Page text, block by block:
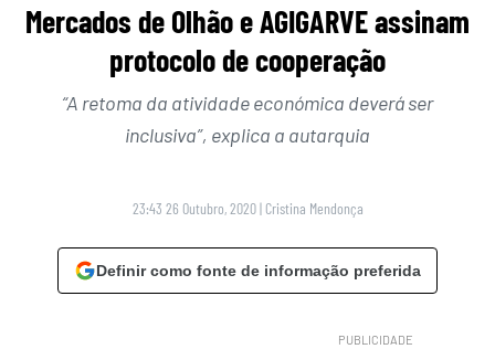
Mercados de Olhão e AGIGARVE assinam
protocolo de cooperação
“A retoma da atividade económica deverá ser
inclusiva”, explica a autarquia
23:43 26 Outubro, 2020 | Cristina Mendonça
Definir como fonte de informação preferida